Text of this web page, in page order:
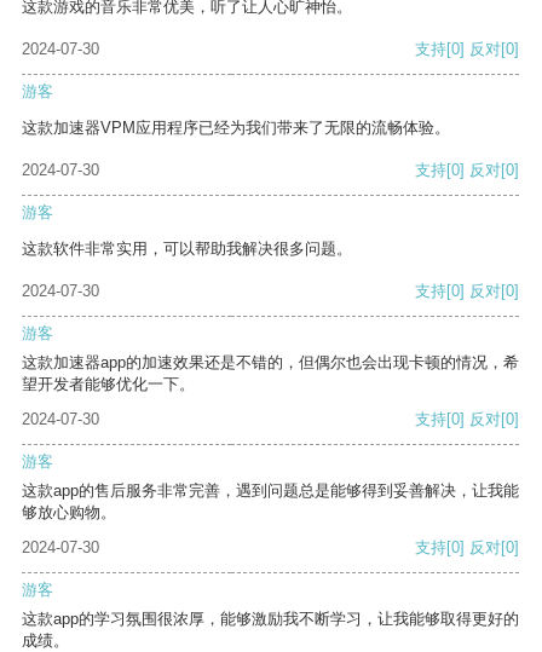
这款游戏的音乐非常优美，听了让人心旷神怡。
2024-07-30 支持[0] 反对[0]
游客
这款加速器VPM应用程序已经为我们带来了无限的流畅体验。
2024-07-30 支持[0] 反对[0]
游客
这款软件非常实用，可以帮助我解决很多问题。
2024-07-30 支持[0] 反对[0]
游客
这款加速器app的加速效果还是不错的，但偶尔也会出现卡顿的情况，希
望开发者能够优化一下。
2024-07-30
支持[0] 反对[0]
游客
这款app的售后服务非常完善，遇到问题总是能够得到妥善解决，让我能
够放心购物。
2024-07-30
支持[0] 反对[0]
游客
这款app的学习氛围很浓厚，能够激励我不断学习，让我能够取得更好的
成绩。